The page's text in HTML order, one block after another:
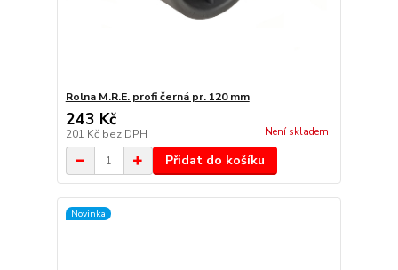
Rolna M.R.E. profi černá pr. 120 mm
243 Kč
201 Kč bez DPH Není skladem
Přidat do košíku
Novinka